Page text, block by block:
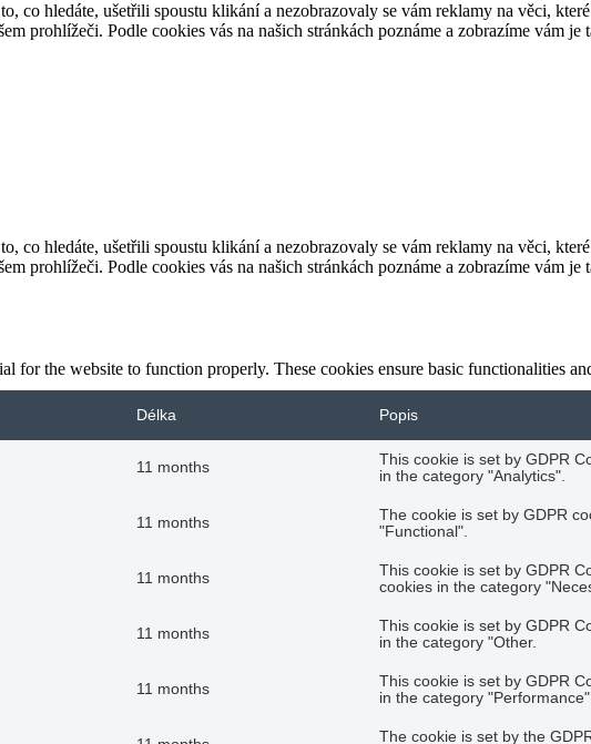
co hledáte, ušetřili spoustu klikání a nezobrazovaly se vám reklamy na věci,
prohlížeči. Podle cookies vás na našich stránkách poznáme a zobrazíme vám
co hledáte, ušetřili spoustu klikání a nezobrazovaly se vám reklamy na věci,
prohlížeči. Podle cookies vás na našich stránkách poznáme a zobrazíme vám
for the website to function properly. These cookies ensure basic functionalities
Délka Popis
11 months
This cookie is set by GDPR
in the category "Analytics".
11 months
The cookie is set by GDPR
"Functional".
11 months
This cookie is set by GDPR
cookies in the category
11 months
This cookie is set by GDPR
in the category "Other.
11 months
This cookie is set by GDPR
in the category "Performance".
The cookie is set by the